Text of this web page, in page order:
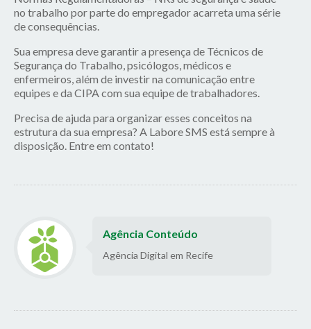
no trabalho por parte do empregador acarreta uma série
de consequências.
Sua empresa deve garantir a presença de Técnicos de
Segurança do Trabalho, psicólogos, médicos e
enfermeiros, além de investir na comunicação entre
equipes e da CIPAcom sua equipe de trabalhadores.
Precisa de ajuda para organizar esses conceitos na
estrutura da sua empresa? A Labore SMS está sempre à
disposição. Entre em contato!
Agência Conteúdo
Agência Digital em Recife